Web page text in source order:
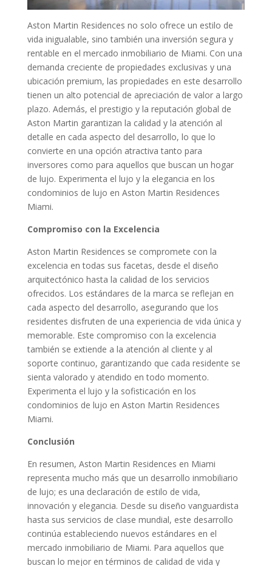
Aston Martin Residences no solo ofrece un estilo de
vida inigualable, sino también una inversión segura y
rentable en el mercado inmobiliario de Miami. Con una
demanda creciente de propiedades exclusivas y una
ubicación premium, las propiedades en este desarrollo
tienen un alto potencial de apreciación de valor a largo
plazo. Además, el prestigio y la reputación global de
Aston Martin garantizan la calidad y la atención al
detalle en cada aspecto del desarrollo, lo que lo
convierte en una opción atractiva tanto para
inversores como para aquellos que buscan un hogar
de lujo. Experimenta el lujo y la elegancia en los
condominios de lujo en Aston Martin Residences
Miami.
Compromiso con la Excelencia
Aston Martin Residences se compromete con la
excelencia en todas sus facetas, desde el diseño
arquitectónico hasta la calidad de los servicios
ofrecidos. Los estándares de la marca se reflejan en
cada aspecto del desarrollo, asegurando que los
residentes disfruten de una experiencia de vida única y
memorable. Este compromiso con la excelencia
también se extiende a la atención al cliente y al
soporte continuo, garantizando que cada residente se
sienta valorado y atendido en todo momento.
Experimenta el lujo y la sofisticación en los
condominios de lujo en Aston Martin Residences
Miami.
Conclusión
En resumen, Aston Martin Residences en Miami
representa mucho más que un desarrollo inmobiliario
de lujo; es una declaración de estilo de vida,
innovación y elegancia. Desde su diseño vanguardista
hasta sus servicios de clase mundial, este desarrollo
continúa estableciendo nuevos estándares en el
mercado inmobiliario de Miami. Para aquellos que
buscan lo mejor en términos de calidad de vida y